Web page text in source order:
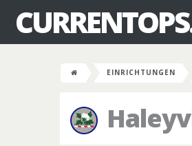
EINRICHTUNGEN